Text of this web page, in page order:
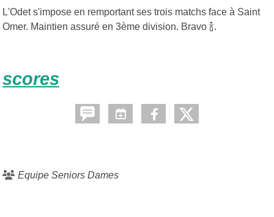
L'Odet s'impose en remportant ses trois matchs face à Saint
Omer. Maintien assuré en 3ème division. Bravo 🍾.
scores
Equipe Seniors Dames